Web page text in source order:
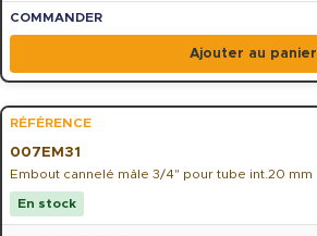
Ajouter au panier
007EM31
Embout cannelé mâle 3/4" pour tube int.20 mm
En stock